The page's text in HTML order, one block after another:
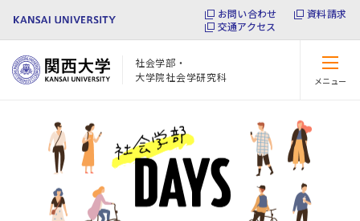
お問い合わせ
資料請求
交通アクセス
社会学部・
大学院社会学研究科
メニュー